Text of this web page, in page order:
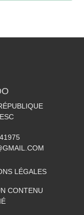
LÉGALES
CONTENU